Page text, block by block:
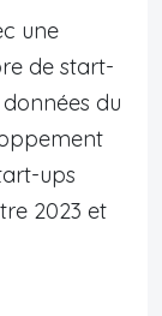
une
de start-
du
ups
2023 et